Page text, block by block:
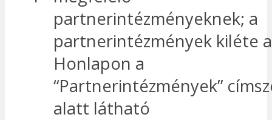
partnerintézményeknek; a
partnerintézmények kiléte a
Honlapon a
“Partnerintézmények”
alatt látható